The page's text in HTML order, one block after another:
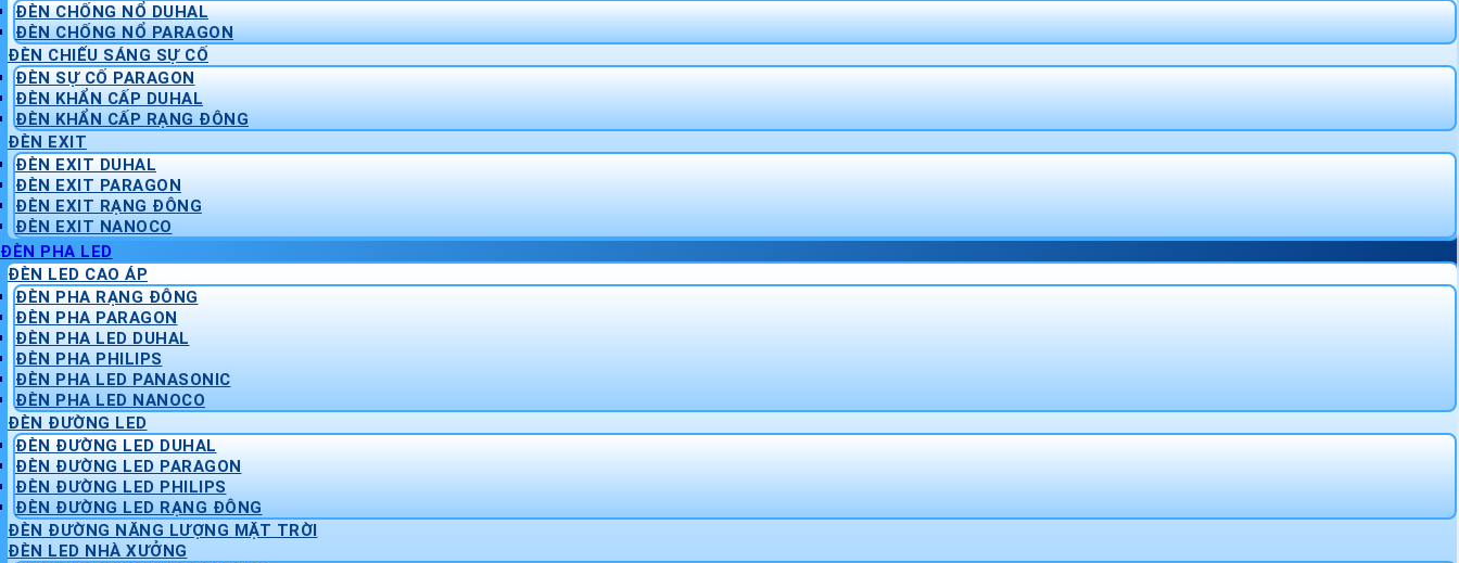
ĐÈN CHỐNG NỔ DUHAL
ĐÈN CHỐNG NỔ PARAGON
ĐÈN CHIẾU SÁNG SỰ CỐ
ĐÈN SỰ CỐ PARAGON
ĐÈN KHẨN CẤP DUHAL
ĐÈN KHẨN CẤP RẠNG ĐÔNG
ĐÈN EXIT
ĐÈN EXIT DUHAL
ĐÈN EXIT PARAGON
ĐÈN EXIT RẠNG ĐÔNG
ĐÈN EXIT NANOCO
ĐÈN PHA LED
ĐÈN LED CAO ÁP
ĐÈN PHA RẠNG ĐÔNG
ĐÈN PHA PARAGON
ĐÈN PHA LED DUHAL
ĐÈN PHA PHILIPS
ĐÈN PHA LED PANASONIC
ĐÈN PHA LED NANOCO
ĐÈN ĐƯỜNG LED
ĐÈN ĐƯỜNG LED DUHAL
ĐÈN ĐƯỜNG LED PARAGON
ĐÈN ĐƯỜNG LED PHILIPS
ĐÈN ĐƯỜNG LED RẠNG ĐÔNG
ĐÈN ĐƯỜNG NĂNG LƯỢNG MẶT TRỜI
ĐÈN LED NHÀ XƯỞNG